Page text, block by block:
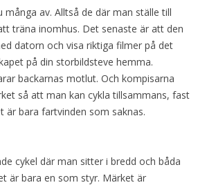
många av. Alltså de där man ställe till
träna inomhus. Det senaste är att den
datorn och visa riktiga filmer på det
på din storbildsteve hemma.
backarnas motlut. Och kompisarna
så att man kan cykla tillsammans, fast
är bara fartvinden som saknas.
cykel där man sitter i bredd och båda
är bara en som styr. Märket är